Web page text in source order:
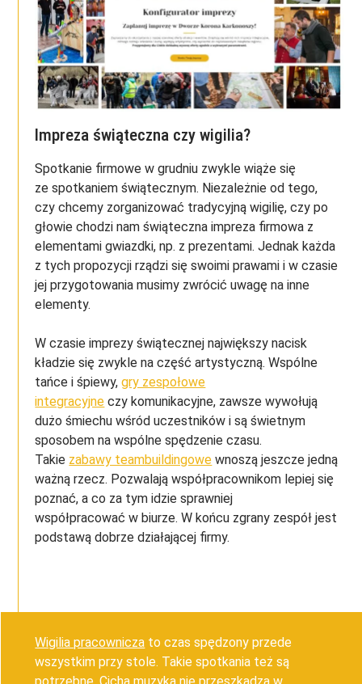
Impreza świąteczna czy wigilia?
Spotkanie firmowe w grudniu zwykle wiąże się
ze spotkaniem świątecznym. Niezależnie od tego,
czy chcemy zorganizować tradycyjną wigilię, czy po
głowie chodzi nam świąteczna impreza firmowa z
elementami gwiazdki, np. z prezentami. Jednak każda
z tych propozycji rządzi się swoimi prawami i w czasie
jej przygotowania musimy zwrócić uwagę na inne
elementy.
W czasie imprezy świątecznej największy nacisk
kładzie się zwykle na część artystyczną. Wspólne
tańce i śpiewy,gry zespołowe
integracyjne czy komunikacyjne, zawsze wywołują
dużo śmiechu wśród uczestników i są świetnym
sposobem na wspólne spędzenie czasu.
Takie zabawy teambuildingowe wnoszą jeszcze jedną
ważną rzecz. Pozwalają współpracownikom lepiej się
poznać, a co za tym idzie sprawniej
współpracować w biurze. W końcu zgrany zespół jest
podstawą dobrze działającej firmy.
Wigilia pracownicza to czas spędzony przede
wszystkim przy stole. Takie spotkania też są